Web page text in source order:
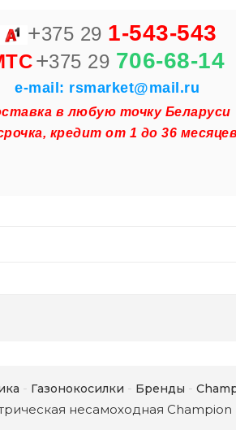
+375 29 1-543-543
+375 29 706-68-14
e-mail: rsmarket@mail.ru
в любую точку Беларуси
кредит от 1 до 36
Газонокосилки Бренды
несамоходная Champion